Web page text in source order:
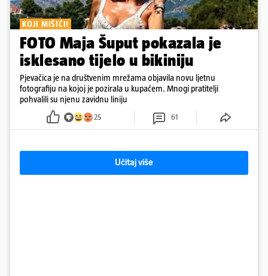
KOJI MIŠIĆI!
FOTO Maja Šuput pokazala je
isklesano tijelo u bikiniju
Pjevačica je na društvenim mrežama objavila novu ljetnu
fotografiju na kojoj je pozirala u kupaćem. Mnogi pratitelji
pohvalili su njenu zavidnu liniju
25 61
Učitaj više